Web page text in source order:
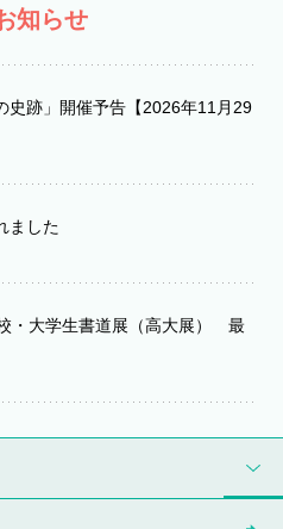
知らせ
史跡」開催予告【2026年11月29
ました
・大学生書道展（高大展） 最